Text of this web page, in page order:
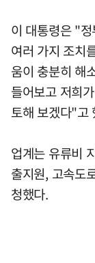
이 대통령은 "
여러 가지 조치
움이 충분히 해
들어보고 저희
토해 보겠다"고
업계는 유류비
출지원, 고속도
청했다.